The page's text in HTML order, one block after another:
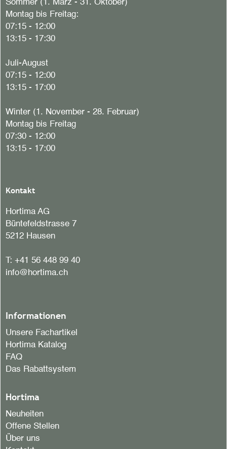
Sommer (1. März - 31. Oktober)
Montag bis Freitag:
07:15 - 12:00
13:15 - 17:30
Juli-August
07:15 - 12:00
13:15 - 17:00
Winter (1. November - 28. Februar)
Montag bis Freitag
07:30 - 12:00
13:15 - 17:00
Kontakt
Hortima AG
Büntefeldstrasse 7
5212 Hausen
T: +41 56 448 99 40
info@hortima.ch
Informationen
Unsere Fachartikel
Hortima Katalog
FAQ
Das Rabattsystem
Hortima
Neuheiten
Offene Stellen
Über uns